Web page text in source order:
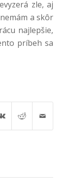
zle, aj
a skôr
najlepšie,
príbeh sa